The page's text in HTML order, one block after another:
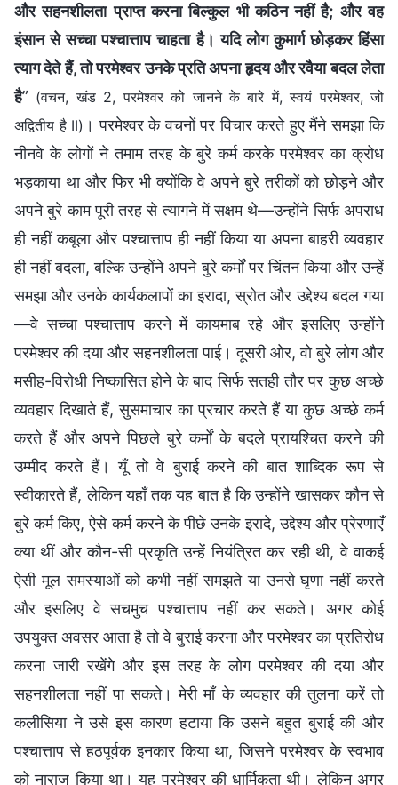
और सहनशीलता प्राप्त करना बिल्कुल भी कठिन नहीं है; और वह
इंसान से सच्चा पश्चात्ताप चाहता है। यदि लोग कुमार्ग छोड़कर हिंसा
त्याग देते हैं, तो परमेश्वर उनके प्रति अपना हृदय और रवैया बदल लेता
है” (वचन, खंड 2, परमेश्वर को जानने के बारे में, स्वयं परमेश्वर, जो
अद्वितीय है II) । परमेश्वर के वचनों पर विचार करते हुए मैंने समझा कि
नीनवे के लोगों ने तमाम तरह के बुरे कर्म करके परमेश्वर का क्रोध
भड़काया था और फिर भी क्योंकि वे अपने बुरे तरीकों को छोड़ने और
अपने बुरे काम पूरी तरह से त्यागने में सक्षम थे—उन्होंने सिर्फ अपराध
ही नहीं कबूला और पश्चात्ताप ही नहीं किया या अपना बाहरी व्यवहार
ही नहीं बदला, बल्कि उन्होंने अपने बुरे कर्मों पर चिंतन किया और उन्हें
समझा और उनके कार्यकलापों का इरादा, स्रोत और उद्देश्य बदल गया
—वे सच्चा पश्चात्ताप करने में कायमाब रहे और इसलिए उन्होंने
परमेश्वर की दया और सहनशीलता पाई। दूसरी ओर, वो बुरे लोग और
मसीह-विरोधी निष्कासित होने के बाद सिर्फ सतही तौर पर कुछ अच्छे
व्यवहार दिखाते हैं, सुसमाचार का प्रचार करते हैं या कुछ अच्छे कर्म
करते हैं और अपने पिछले बुरे कर्मों के बदले प्रायश्चित करने की
उम्मीद करते हैं। यूँ तो वे बुराई करने की बात शाब्दिक रूप से
स्वीकारते हैं, लेकिन यहाँ तक यह बात है कि उन्होंने खासकर कौन से
बुरे कर्म किए, ऐसे कर्म करने के पीछे उनके इरादे, उद्देश्य और प्रेरणाएँ
क्या थीं और कौन-सी प्रकृति उन्हें नियंत्रित कर रही थी, वे वाकई
ऐसी मूल समस्याओं को कभी नहीं समझते या उनसे घृणा नहीं करते
और इसलिए वे सचमुच पश्चात्ताप नहीं कर सकते। अगर कोई
उपयुक्त अवसर आता है तो वे बुराई करना और परमेश्वर का प्रतिरोध
करना जारी रखेंगे और इस तरह के लोग परमेश्वर की दया और
सहनशीलता नहीं पा सकते। मेरी माँ के व्यवहार की तुलना करें तो
कलीसिया ने उसे इस कारण हटाया कि उसने बहुत बुराई की और
पश्चात्ताप से हठपूर्वक इनकार किया था, जिसने परमेश्वर के स्वभाव
को नाराज किया था। यह परमेश्वर की धार्मिकता थी। लेकिन अगर